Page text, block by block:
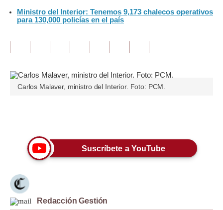
Inmobiliarias
Opinión
Editorial
Tendencias
Lujo
Viajes
Moda
Ministro del Interior: Tenemos 9,173 chalecos operativos
para 130,000 policías en el país
Carlos Malaver, ministro del Interior. Foto: PCM.
Suscríbete a YouTube
Redacción Gestión